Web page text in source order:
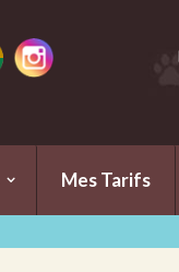
Mes Tarifs